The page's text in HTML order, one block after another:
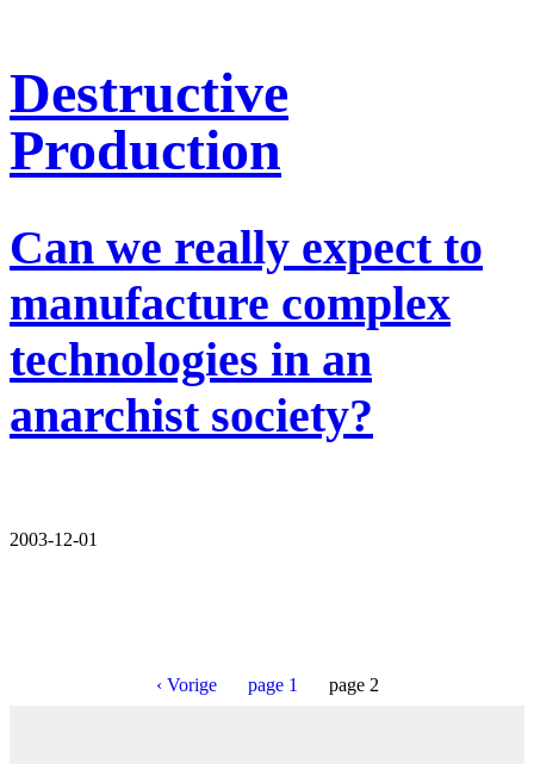
Destructive
Production
Can we really expect to
manufacture complex
technologies in an
anarchist society?
2003-12-01
‹ Vorige page 1 page 2